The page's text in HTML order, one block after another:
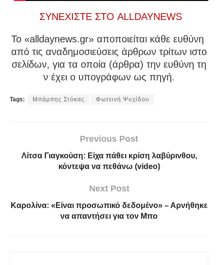
ΣΥΝΕΧΙΣΤΕ ΣΤΟ ALLDAYNEWS
To «alldaynews.gr» αποποιείται κάθε ευθύνη
από τις αναδημοσιεύσεις άρθρων τρίτων ιστο
σελίδων, για τα οποία (άρθρα) την ευθύνη τη
ν έχει ο υπογράφων ως πηγή.
Tags: Μπάμπης Στόκας Φωτεινή Ψυχίδου
Previous Post
Λίτσα Γιαγκούση: Είχα πάθει κρίση λαβύρινθου,
κόντεψα να πεθάνω (video)
Next Post
Καρολίνα: «Είναι προσωπικό δεδομένο» – Αρνήθηκε
να απαντήσει για τον Μπο